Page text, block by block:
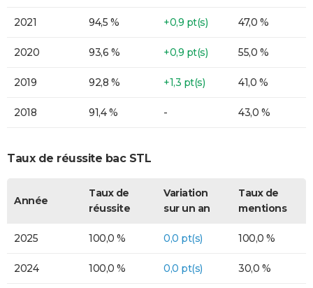
2021 94,5 % +0,9 pt(s) 47,0 %
2020 93,6 % +0,9 pt(s) 55,0 %
2019 92,8 % +1,3 pt(s) 41,0 %
2018 91,4 % - 43,0 %
Taux de réussite bac STL
Année
Taux de
réussite
Variation
sur un an
Taux de
mentions
2025 100,0 % 0,0 pt(s) 100,0 %
2024 100,0 % 0,0 pt(s) 30,0 %